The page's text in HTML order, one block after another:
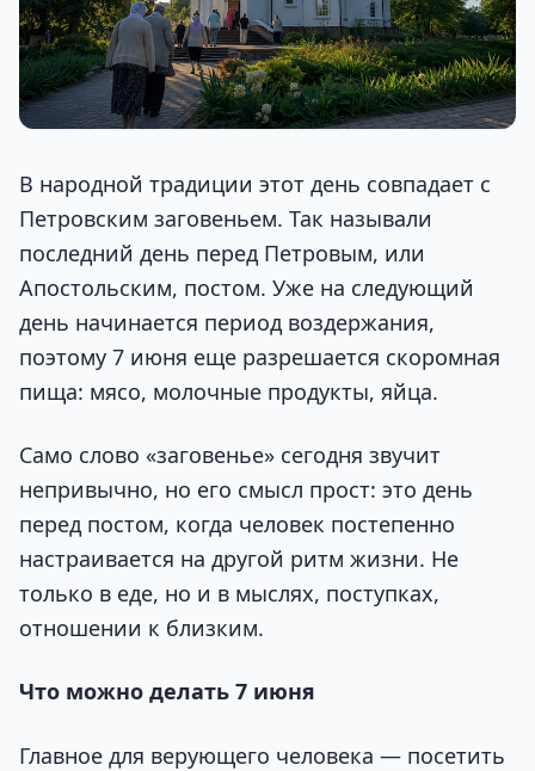
В народной традиции этот день совпадает с
Петровским заговеньем. Так называли
последний день перед Петровым, или
Апостольским, постом. Уже на следующий
день начинается период воздержания,
поэтому 7 июня еще разрешается скоромная
пища: мясо, молочные продукты, яйца.
Само слово «заговенье» сегодня звучит
непривычно, но его смысл прост: это день
перед постом, когда человек постепенно
настраивается на другой ритм жизни. Не
только в еде, но и в мыслях, поступках,
отношении к близким.
Что можно делать 7 июня
Главное для верующего человека — посетить